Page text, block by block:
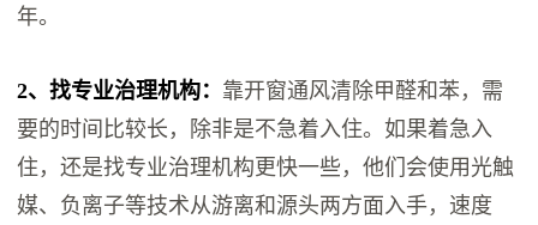
年。
2、找专业治理机构： 靠开窗通风清除甲醛和苯，需
要的时间比较长，除非是不急着入住。如果着急入
住，还是找专业治理机构更快一些，他们会使用光触
媒、负离子等技术从游离和源头两方面入手，速度